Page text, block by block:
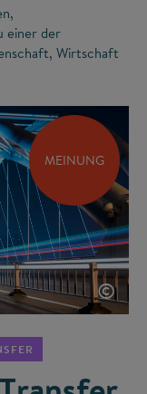
einer der
Wirtschaft
MEINUNG
©